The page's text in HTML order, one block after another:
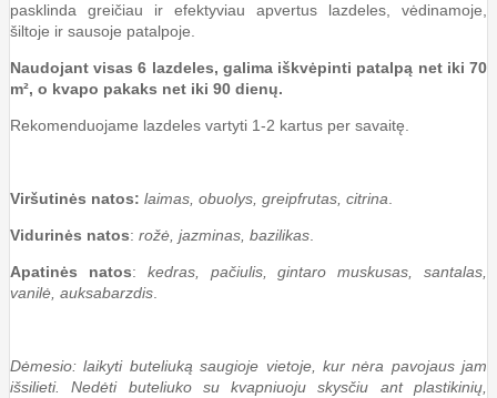
pasklinda greičiau ir efektyviau apvertus lazdeles, vėdinamoje,
šiltoje ir sausoje patalpoje.
Naudojant visas 6 lazdeles, galima iškvėpinti patalpą net iki 70
m², o kvapo pakaks net iki 90 dienų.
Rekomenduojame lazdeles vartyti 1-2 kartus per savaitę.
Viršutinės natos: laimas, obuolys, greipfrutas, citrina
Vidurinės natos: rožė, jazminas, bazilikas
Apatinės natos: kedras, pačiulis, gintaro muskusas, santalas,
vanilė, auksabarzdis
Dėmesio: laikyti buteliuką saugioje vietoje, kur nėra pavojaus jam
išsilieti. Nedėti buteliuko su kvapniuoju skysčiu ant plastikinių,